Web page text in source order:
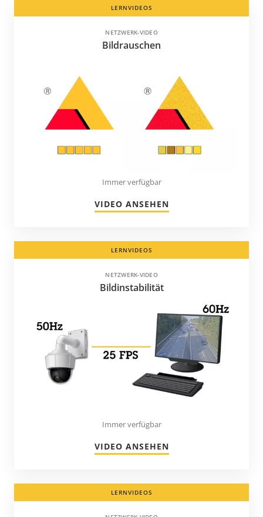
LERNVIDEOS
NETZWERK-VIDEO
Bildrauschen
Immer verfügbar
VIDEO ANSEHEN
LERNVIDEOS
NETZWERK-VIDEO
Bildinstabilität
Immer verfügbar
VIDEO ANSEHEN
LERNVIDEOS